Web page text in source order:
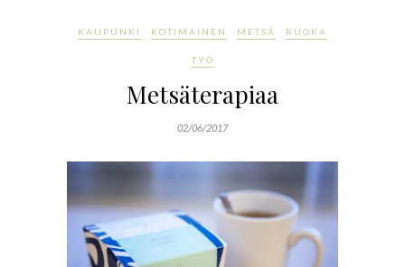
KAUPUNKI KOTIMAINEN METSÄ RUOKA
TYÖ
Metsäterapiaa
02/06/2017